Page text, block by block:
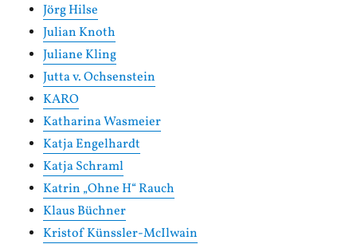
Jörg Hilse
Julian Knoth
Juliane Kling
Jutta v. Ochsenstein
KARO
Katharina Wasmeier
Katja Engelhardt
Katja Schraml
Katrin „Ohne H“ Rauch
Klaus Büchner
Kristof Künssler-McIlwain